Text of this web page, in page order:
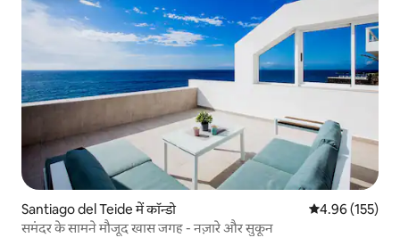
Santiago del Teide में कॉन्डो औसत रेटिंग 5 में से
4.96 (155)
समंदर के सामने मौजूद खास जगह - नज़ारे और सुकून